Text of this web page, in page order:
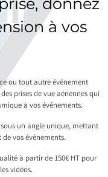
à vos
ou tout autre événement
prises de vue aériennes qui
à vos événements.
un angle unique, mettant
vos événements.
à partir de 150€ HT pour
vidéos.